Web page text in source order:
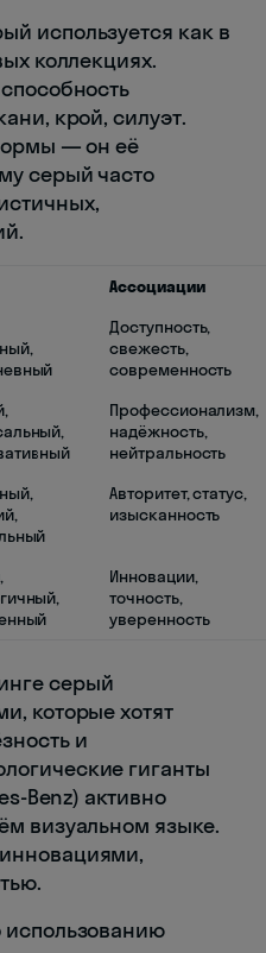
используется как в
коллекциях.
крой, силуэт.
— он её
серый часто
Ассоциации
Доступность,
свежесть,
современность
Профессионализм,
надёжность,
нейтральность
Авторитет, статус,
изысканность
Инновации,
точность,
уверенность
серый
которые хотят
и
гиганты
Benz) активно
визуальном языке.
использованию